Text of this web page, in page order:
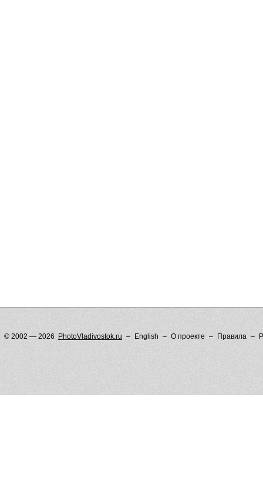
© 2002 — 2026 PhotoVladivostok.ru English О проекте Правила